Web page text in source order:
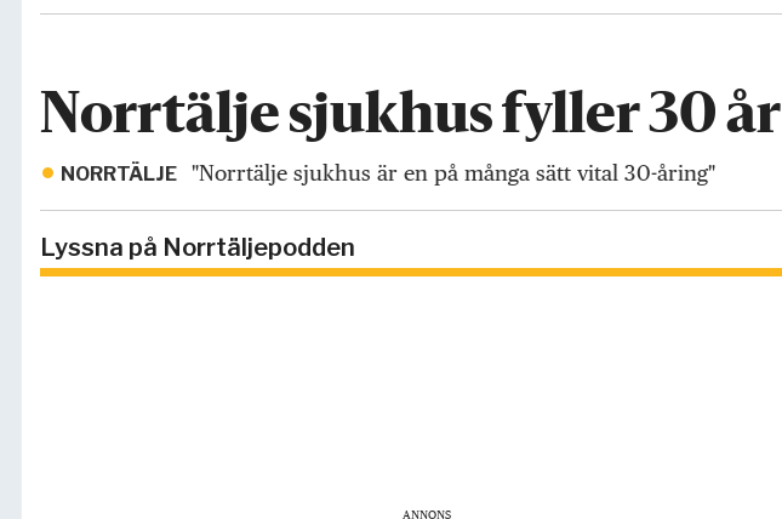
Norrtälje sjukhus fyller 30 år
NORRTÄLJE "Norrtälje sjukhus är en på många sätt vital 30-åring"
Lyssna på Norrtäljepodden
ANNONS